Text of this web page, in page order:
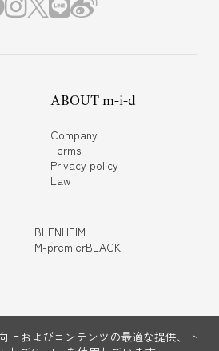
ABOUT m-i-d
Company
Terms
Privacy policy
Law
BLENHEIM
M-premierBLACK
上およびコンテンツの最適な提供、ト